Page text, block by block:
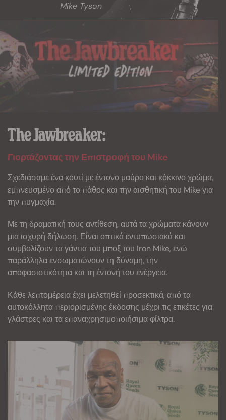
Mike Tyson
The Jawbreaker:
Γιορτάζοντας την Επιστροφή του Mike
Σχεδιάσαμε ένα κουτί με έντονο μαύρο και κόκκινο χρώμα,
εμπνευσμένο από το πάθος και την αισθητική του Mike για
την πυγμαχία.
Με τη δραματική τους αντίθεση, αυτά τα χρώματα κάνουν
μια ισχυρή δήλωση. Είναι οπτικά εντυπωσιακά και
συμβολίζουν τα γάντια του μποξ του Iron Mike, ενώ
παράλληλα ενσωματώνουν τη δύναμη, την
αποφασιστικότητα και τη έντονή του ενέργεια.
Κάθε λεπτομέρεια έχει μελετηθεί προσεκτικά, από τα
αυτοκόλλητα περιορισμένης έκδοσης μέχρι τις ετικέτες για
γλάστρες και τα επαναχρησιμοποιήσιμα φίλτρα.